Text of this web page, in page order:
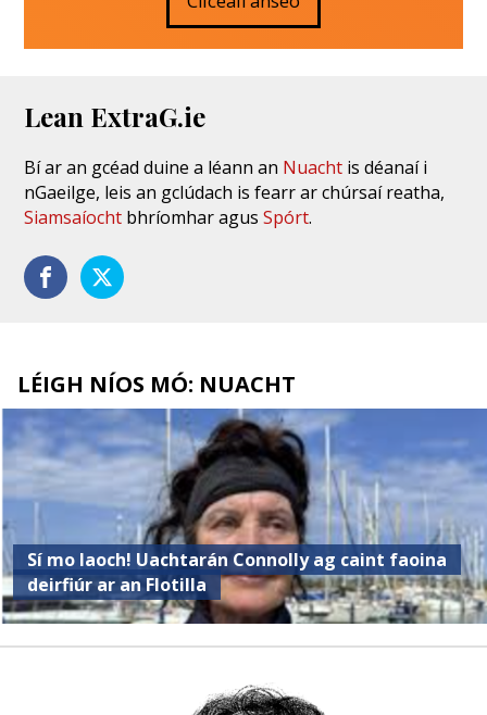
Lean ExtraG.ie
Bí ar an gcéad duine a léann an Nuacht is déanaí i
nGaeilge, leis an gclúdach is fearr ar chúrsaí reatha,
Siamsaíocht bhríomhar agusSpórt.
LÉIGH NÍOS MÓ: NUACHT
Sí mo laoch! Uachtarán Connolly ag caint faoina
deirfiúr ar an Flotilla